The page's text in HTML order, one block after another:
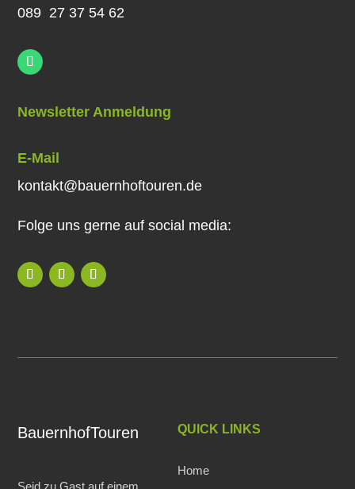
089 27 37 54 62
Newsletter Anmeldung
E-Mail
kontakt@bauernhoftouren.de
Folge uns gerne auf social media:
BauernhofTouren
Seid zu Gast auf einem
QUICK LINKS
Home